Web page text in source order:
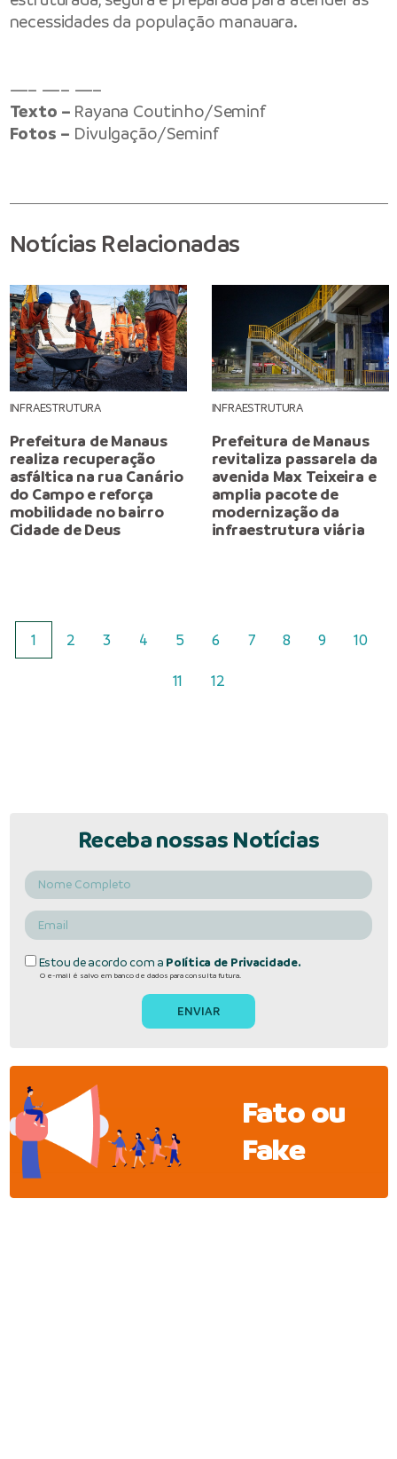
necessidades da população manauara.
—– —– —–
Texto – Rayana Coutinho/Seminf
Fotos – Divulgação/Seminf
Notícias Relacionadas
INFRAESTRUTURA
Prefeitura de Manaus
realiza recuperação
asfáltica na rua Canário
do Campo e reforça
mobilidade no bairro
Cidade de Deus
INFRAESTRUTURA
Prefeitura de Manaus
revitaliza passarela da
avenida Max Teixeira e
amplia pacote de
modernização da
infraestrutura viária
1 2 3 4 5 6 7 8 9 10
11 12
Receba nossas Notícias
Estou de acordo com a Política de Privacidade.
O e-mail é salvo em banco de dados para consulta futura.
Fato ou
Fake